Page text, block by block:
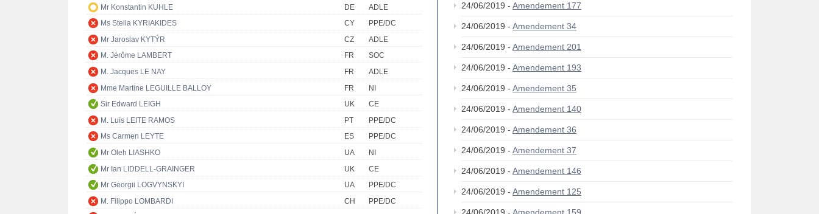
Mr Konstantin KUHLE
DE
ADLE
Ms Stella KYRIAKIDES
CY
PPE/DC
Mr Jaroslav KYTÝR
CZ
ADLE
M. Jérôme LAMBERT
FR
SOC
M. Jacques LE NAY
FR
ADLE
Mme Martine LEGUILLE BALLOY
FR
NI
Sir Edward LEIGH
UK
CE
M. Luís LEITE RAMOS
PT
PPE/DC
Ms Carmen LEYTE
ES
PPE/DC
Mr Oleh LIASHKO
UA
NI
Mr Ian LIDDELL-GRAINGER
UK
CE
Mr Georgii LOGVYNSKYI
UA
PPE/DC
M. Filippo LOMBARDI
CH
PPE/DC
24/06/2019 - Amendement 177
24/06/2019 - Amendement 34
24/06/2019 - Amendement 201
24/06/2019 - Amendement 193
24/06/2019 - Amendement 35
24/06/2019 - Amendement 140
24/06/2019 - Amendement 36
24/06/2019 - Amendement 37
24/06/2019 - Amendement 146
24/06/2019 - Amendement 125